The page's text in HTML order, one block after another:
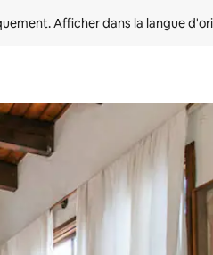
Afficher dans la langue